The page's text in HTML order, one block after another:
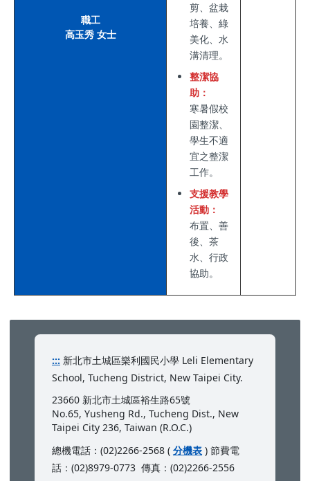
職工
高玉秀 女士
剪、盆栽
培養、綠
美化、水
溝清理。
整潔協
助：
寒暑假校
園整潔、
學生不適
宜之整潔
工作。
支援教學
活動：
布置、善
後、茶
水、行政
協助。
::: 新北市土城區樂利國民小學 Leli Elementary
School, Tucheng District, New Taipei City.
23660 新北市土城區裕生路65號
No.65, Yusheng Rd., Tucheng Dist., New
Taipei City 236, Taiwan (R.O.C.)
總機電話：(02)2266-2568 ( 分機表 ) 節費電
話：(02)8979-0773 傳真：(02)2266-2556